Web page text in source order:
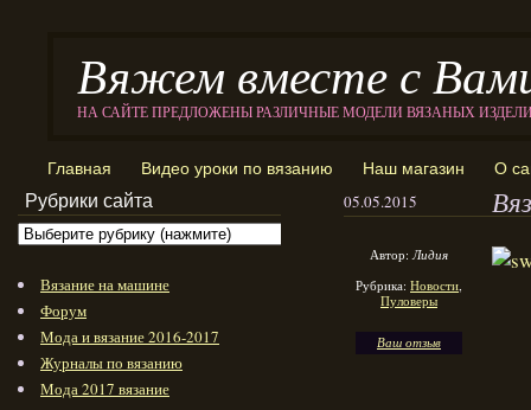
Вяжем вместе с
НА САЙТЕ ПРЕДЛОЖЕНЫ РАЗЛИЧНЫЕ МОДЕЛИ ВЯЗАНЫХ
Главная Видео уроки по вязанию Наш магазин О
05.05.2015
Автор:Лидия
Рубрика: Новости,
Пуловеры
Ваш отзыв
Рубрики сайта
Вязание на машине
Форум
Мода и вязание 2016-2017
Журналы по вязанию
Мода 2017 вязание